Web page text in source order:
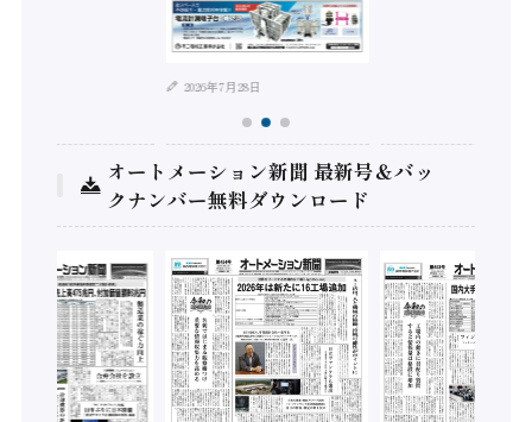
2026年7月28日
オートメーション新聞 最新号＆バッ
クナンバー無料ダウンロード